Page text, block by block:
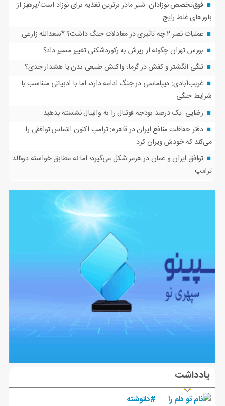
فوق‌تخصص نوزادان: شیر مادر برترین تغذیه برای نوزاد است/پرهیز از
باورهای غلط رایج
عملیات نصر ۲ چه تاثیری در معادلات جنگ داشت؟ *سعدالله زارعی
بورس تهران چگونه از ریزش به رکوردشکنی تغییر مسیر داد؟
تنگی انگشتر و کفش در گرما؛ واکنش طبیعی بدن یا هشدار جدی؟
غریب‌آبادی: دیپلماسی در جنگ ادامه دارد، اما با ادبیاتی متناسب با
شرایط جنگی
رضایی: یک درصد بودجه فوتبال را به والیبال نشسته بدهید
دفتر حفاظت منافع ایران در قاهره: ترامپ اکنون التماس توافقی را
می‌کند که خودش ویران کرد
توافق ایران و عمان در هرمز شکل می‌گیرد؛ اما نه مطابق خواسته دونالد
ترامپ
یادداشت
#دلنوشته